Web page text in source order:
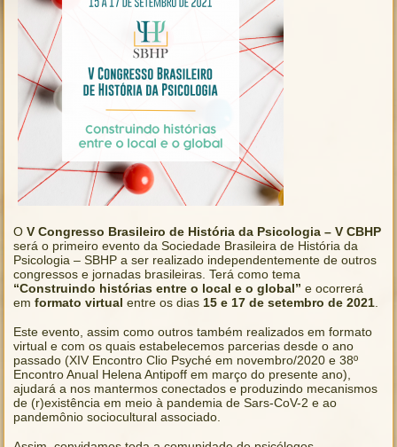
OV Congresso Brasileiro de História da Psicologia – V CBHP
será o primeiro evento da Sociedade Brasileira de História da
Psicologia – SBHP a ser realizado independentemente de outros
congressos e jornadas brasileiras. Terá como tema
“Construindo histórias entre o local e o global” e ocorrerá
emformato virtual entre os dias 15 e 17 de setembro de 2021
Este evento, assim como outros também realizados em formato
virtual e com os quais estabelecemos parcerias desde o ano
passado (XIV Encontro Clio Psyché em novembro/2020 e 38º
Encontro Anual Helena Antipoff em março do presente ano),
ajudará a nos mantermos conectados e produzindo mecanismos
de (r)existência em meio à pandemia de Sars-CoV-2 e ao
pandemônio sociocultural associado.